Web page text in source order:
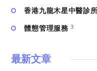
香港九龍木星中醫診所
體態管理服務 3
最新文章